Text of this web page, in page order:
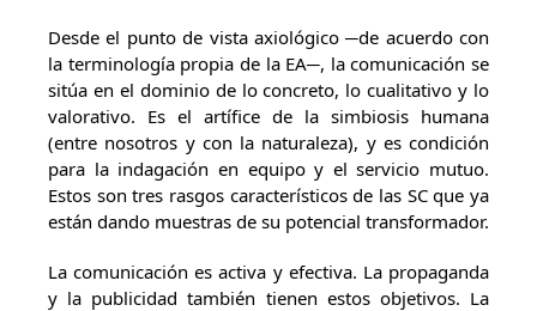
Desde el punto de vista axiológico ─de acuerdo con
la terminología propia de la EA─, la comunicación se
sitúa en el dominio de lo concreto, lo cualitativo y lo
valorativo. Es el artífice de la simbiosis humana
(entre nosotros y con la naturaleza), y es condición
para la indagación en equipo y el servicio mutuo.
Estos son tres rasgos característicos de las SC que ya
están dando muestras de su potencial transformador.
La comunicación es activa y efectiva. La propaganda
y la publicidad también tienen estos objetivos. La